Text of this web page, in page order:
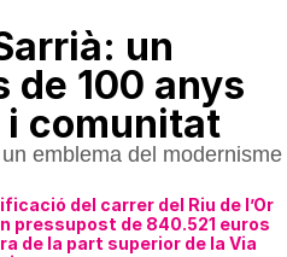
un
de 100 anys
comunitat
emblema del modernisme
del carrer del Riu de l’Or
pressupost de 840.521 euros
de la part superior de la Via